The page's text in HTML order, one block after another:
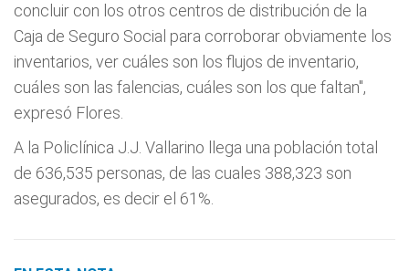
concluir con los otros centros de distribución de la
Caja de Seguro Social para corroborar obviamente los
inventarios, ver cuáles son los flujos de inventario,
cuáles son las falencias, cuáles son los que faltan",
expresó Flores.
A la Policlínica J.J. Vallarino llega una población total
de 636,535 personas, de las cuales 388,323 son
asegurados, es decir el 61%.